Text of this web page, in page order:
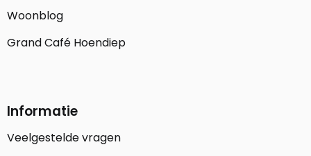
Woonblog
Grand Café Hoendiep
Informatie
Veelgestelde vragen